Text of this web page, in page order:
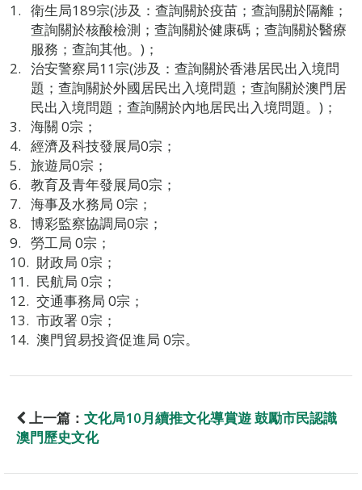
衛生局189宗(涉及：查詢關於疫苗；查詢關於隔離；
查詢關於核酸檢測；查詢關於健康碼；查詢關於醫療
服務；查詢其他。)；
治安警察局11宗(涉及：查詢關於香港居民出入境問
題；查詢關於外國居民出入境問題；查詢關於澳門居
民出入境問題；查詢關於內地居民出入境問題。)；
海關 0宗；
經濟及科技發展局0宗；
旅遊局0宗；
教育及青年發展局0宗；
海事及水務局 0宗；
博彩監察協調局0宗；
勞工局 0宗；
財政局 0宗；
民航局 0宗；
交通事務局 0宗；
市政署 0宗；
澳門貿易投資促進局 0宗。
上一篇： 文化局10月續推文化導賞遊 鼓勵市民認識
澳門歷史文化